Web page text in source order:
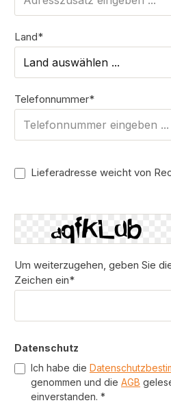
Land*
Telefonnummer*
Lieferadresse weicht von
Um weiterzugehen, geben Sie
Zeichen ein*
Datenschutz
Ich habe die
genommen und die AGB
einverstanden. *